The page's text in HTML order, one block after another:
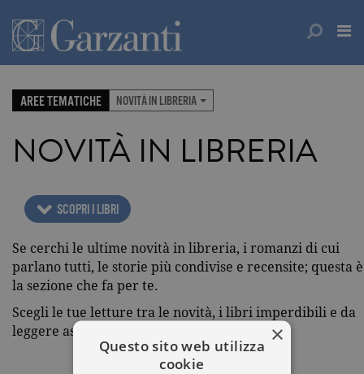
AREE TEMATICHE NOVITÀ IN LIBRERIA
NOVITÀ IN LIBRERIA
SCOPRI I LIBRI
Se cerchi le ultime novità in libreria, i romanzi di cui
parlano tutti, le storie più condivise e recensite; questa è
la sezione che fa per te.
Scegli le tue letture tra le novità, i libri imperdibili e da
leggere assolutamente.
×
Questo sito web utilizza
cookie